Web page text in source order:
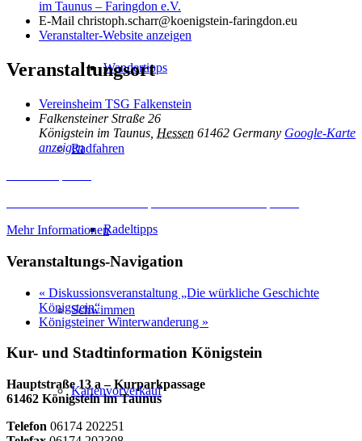
Wandertipps
Radfahren
Radeltipps
Schwimmen
Kartenvorverkauf
im Taunus – Faringdon e.V.
E-Mail christoph.scharr@koenigstein-faringdon.eu
Veranstalter-Website anzeigen
Veranstaltungsort
Vereinsheim TSG Falkenstein
Falkensteiner Straße 26
Königstein im Taunus Hessen 61462 Germany Google-Karte
anzeigen
Mehr Informationen
Veranstaltungs-Navigation
« Diskussionsveranstaltung „Die würkliche Geschichte
Königstein“
Königsteiner Winterwanderung »
Kur- und Stadtinformation Königstein
Hauptstraße 13 a – Kurparkpassage
61462 Königstein im Taunus
Telefon 06174 202251